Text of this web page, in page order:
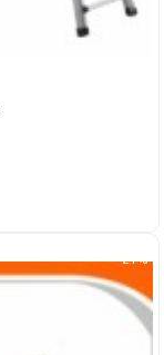
-21%